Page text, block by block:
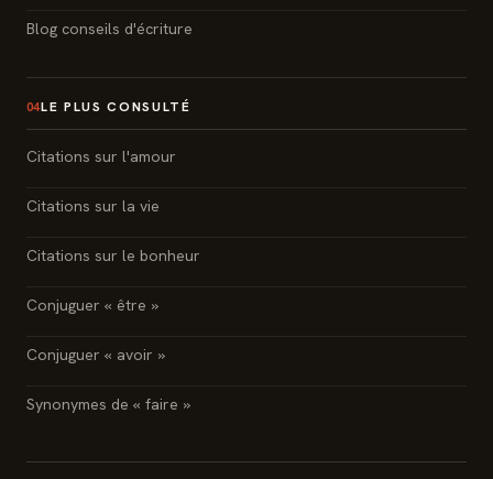
Blog conseils d'écriture
04LE PLUS CONSULTÉ
Citations sur l'amour
Citations sur la vie
Citations sur le bonheur
Conjuguer « être »
Conjuguer « avoir »
Synonymes de « faire »